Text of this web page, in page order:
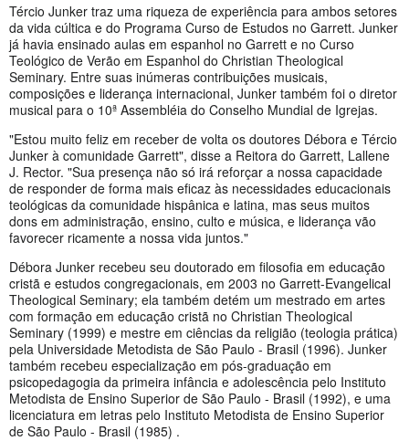
Tércio Junker traz uma riqueza de experiência para ambos setores
da vida cúltica e do Programa Curso de Estudos no Garrett. Junker
já havia ensinado aulas em espanhol no Garrett e no Curso
Teológico de Verão em Espanhol do Christian Theological
Seminary. Entre suas inúmeras contribuições musicais,
composições e liderança internacional, Junker também foi o diretor
musical para o 10ª Assembléia do Conselho Mundial de Igrejas.
"Estou muito feliz em receber de volta os doutores Débora e Tércio
Junker à comunidade Garrett", disse a Reitora do Garrett, Lallene
J. Rector. "Sua presença não só irá reforçar a nossa capacidade
de responder de forma mais eficaz às necessidades educacionais
teológicas da comunidade hispânica e latina, mas seus muitos
dons em administração, ensino, culto e música, e liderança vão
favorecer ricamente a nossa vida juntos."
Débora Junker recebeu seu doutorado em filosofia em educação
cristã e estudos congregacionais, em 2003 no Garrett-Evangelical
Theological Seminary; ela também detém um mestrado em artes
com formação em educação cristã no Christian Theological
Seminary (1999) e mestre em ciências da religião (teologia prática)
pela Universidade Metodista de São Paulo - Brasil (1996). Junker
também recebeu especialização em pós-graduação em
psicopedagogia da primeira infância e adolescência pelo Instituto
Metodista de Ensino Superior de São Paulo - Brasil (1992), e uma
licenciatura em letras pelo Instituto Metodista de Ensino Superior
de São Paulo - Brasil (1985) .